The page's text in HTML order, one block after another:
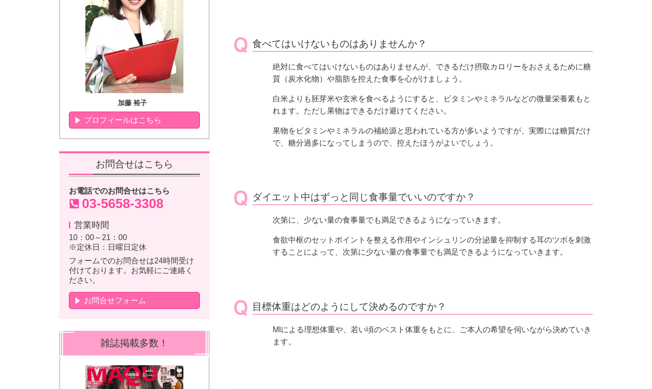
食べてはいけないものはありませんか？
絶対に食べてはいけないものはありませんが、できるだけ摂取カロリーをおさえるために糖
質（炭水化物）や脂肪を控えた食事を心がけましょう。
白米よりも胚芽米や玄米を食べるようにすると、ビタミンやミネラルなどの微量栄養素もと
れます。ただし果物はできるだけ避けてください。
果物をビタミンやミネラルの補給源と思われている方が多いようですが、実際には糖質だけ
で、糖分過多になってしまうので、控えたほうがよいでしょう。
ダイエット中はずっと同じ食事量でいいのですか？
次第に、少ない量の食事量でも満足できるようになっていきます。
食欲中枢のセットポイントを整える作用やインシュリンの分泌量を抑制する耳のツボを刺激
することによって、次第に少ない量の食事量でも満足できるようになっていきます。
目標体重はどのようにして決めるのですか？
MIによる理想体重や、若い頃のベスト体重をもとに、ご本人の希望を伺いながら決めていき
ます。
加藤 裕子
プロフィールはこちら
お問合せはこちら
お電話でのお問合せはこちら
03-5658-3308
営業時間
10：00～21：00
※定休日：日曜日定休
フォームでのお問合せは24時間受け
付けております。お気軽にご連絡く
ださい。
お問合せフォーム
雑誌掲載多数！